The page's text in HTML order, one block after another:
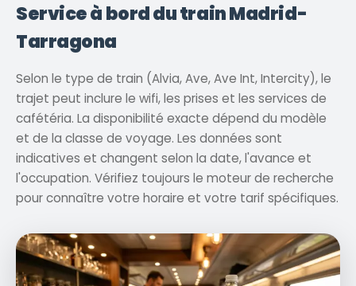
Service à bord du train Madrid-
Tarragona
Selon le type de train (Alvia, Ave, Ave Int, Intercity), le
trajet peut inclure le wifi, les prises et les services de
cafétéria. La disponibilité exacte dépend du modèle
et de la classe de voyage. Les données sont
indicatives et changent selon la date, l'avance et
l'occupation. Vérifiez toujours le moteur de recherche
pour connaître votre horaire et votre tarif spécifiques.